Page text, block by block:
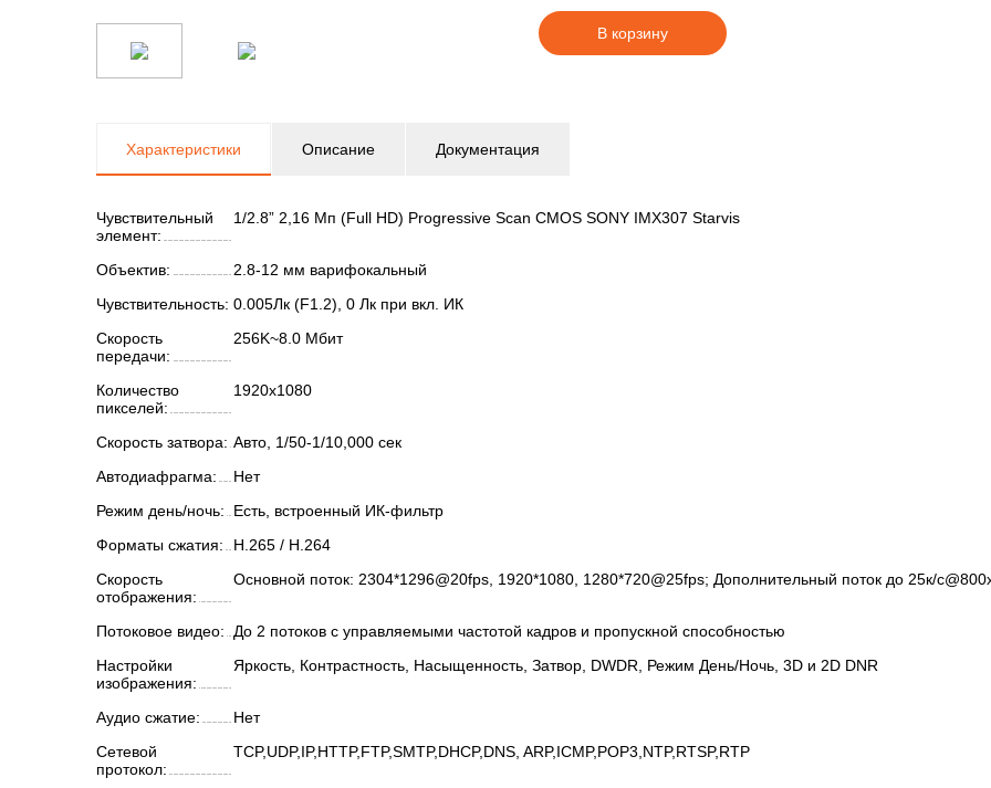
В корзину
Характеристики Описание Документация
Чувствительный
элемент:
1/2.8” 2,16 Мп (Full HD) Progressive Scan CMOS SONY IMX307 Starvis
Объектив:
2.8-12 мм варифокальный
Чувствительность: 0.005Лк (F1.2), 0 Лк при вкл. ИК
Скорость
передачи:
256K~8.0 Мбит
Количество
пикселей:
1920х1080
Скорость затвора: Авто, 1/50-1/10,000 сек
Автодиафрагма:
Нет
Режим день/ночь:
Есть, встроенный ИК-фильтр
Форматы сжатия:
H.265 / H.264
Скорость
отображения:
Основной поток: 2304*1296@20fps, 1920*1080, 1280*720@25fps; Дополнительный поток до 25к/
Потоковое видео:
До 2 потоков с управляемыми частотой кадров и пропускной способностью
Настройки
изображения:
Яркость, Контрастность, Насыщенность, Затвор, DWDR, Режим День/Ночь, 3D и 2D DNR
Аудио сжатие:
Нет
Сетевой
протокол:
TCP,UDP,IP,HTTP,FTP,SMTP,DHCP,DNS, ARP,ICMP,POP3,NTP,RTSP,RTP